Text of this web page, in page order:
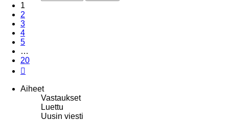
1
2
3
4
5
…
20
Aiheet
Vastaukset
Luettu
Uusin viesti